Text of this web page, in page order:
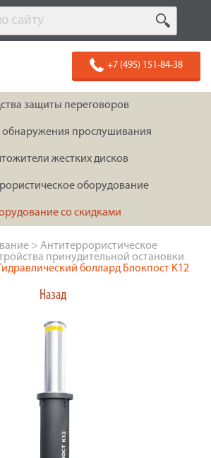
+7 (495) 151-84-38
защиты переговоров
обнаружения прослушивания
жестких дисков
оборудование
со скидками
> Антитеррористическое
принудительной остановки
боллард Блокпост K12
Назад